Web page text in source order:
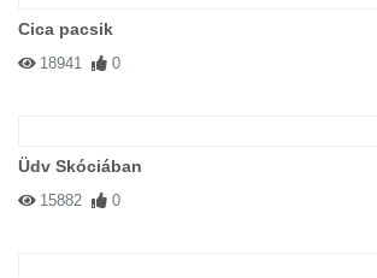
Cica pacsik
18941 0
Üdv Skóciában
15882 0